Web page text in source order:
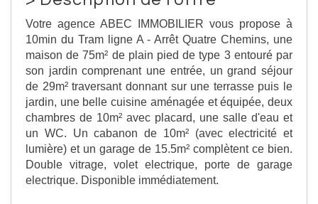
Votre agence ABEC IMMOBILIER vous propose à
10min du Tram ligne A - Arrêt Quatre Chemins, une
maison de 75m² de plain pied de type 3 entouré par
son jardin comprenant une entrée, un grand séjour
de 29m² traversant donnant sur une terrasse puis le
jardin, une belle cuisine aménagée et équipée, deux
chambres de 10m² avec placard, une salle d'eau et
un WC. Un cabanon de 10m² (avec electricité et
lumière) et un garage de 15.5m² complètent ce bien.
Double vitrage, volet electrique, porte de garage
electrique. Disponible immédiatement.